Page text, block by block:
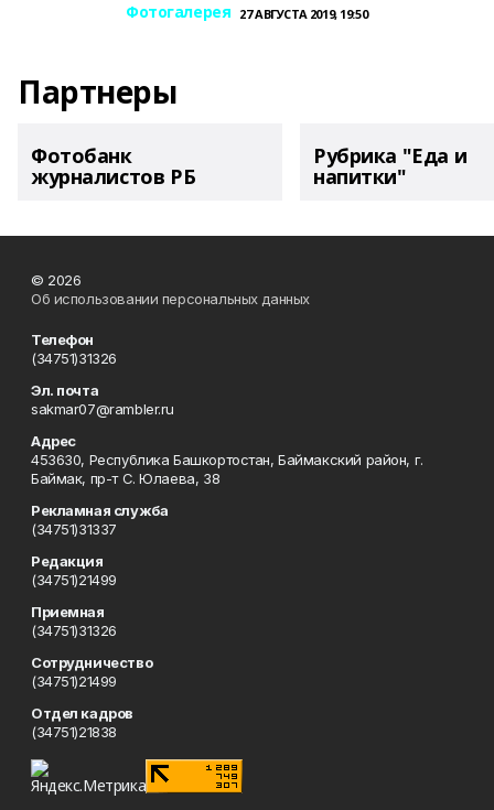
Фотогалерея 27 АВГУСТА 2019, 19:50
Партнеры
Фотобанк
журналистов РБ
Рубрика "Еда и
напитки"
© 2026
Об использовании персональных данных
Телефон
(34751)31326
Эл. почта
sakmar07@rambler.ru
Адрес
453630, Республика Башкортостан, Баймакский район, г.
Баймак, пр-т С. Юлаева, 38
Рекламная служба
(34751)31337
Редакция
(34751)21499
Приемная
(34751)31326
Сотрудничество
(34751)21499
Отдел кадров
(34751)21838